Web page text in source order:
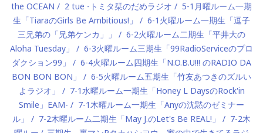
the OCEAN
2 tue -トミタ栞のだめラジオ
5-1月曜ルーム一期
生「TiaraのGirls Be Ambitious!」
6-1火曜ルーム一期生「逗子
三兄弟の「兄弟ケンカ」」
6-2火曜ルーム二期生「平井大の
Aloha Tuesday」
6-3火曜ルーム三期生「99RadioServiceのプロ
ダクション99」
6-4火曜ルーム四期生「N.O.B.U!!! のRADIO DA
BON BON BON」
6-5火曜ルーム五期生「竹友あつきのズルい
よラジオ」
7-1水曜ルーム一期生「Honey L DaysのRock'in
Smile」EAM-
7-1木曜ルーム一期生「Anyの沈黙のゼミナー
ル」
7-2木曜ルーム二期生「May J.のLet's Be REAL!」
7-2木